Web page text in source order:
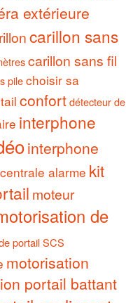
extérieure
carillon sans
carillon sans fil
pilechoisir sa
confortdétecteur de
interphone
interphone
alarme kit
moteur
de
portail SCS
motorisation
portail battant